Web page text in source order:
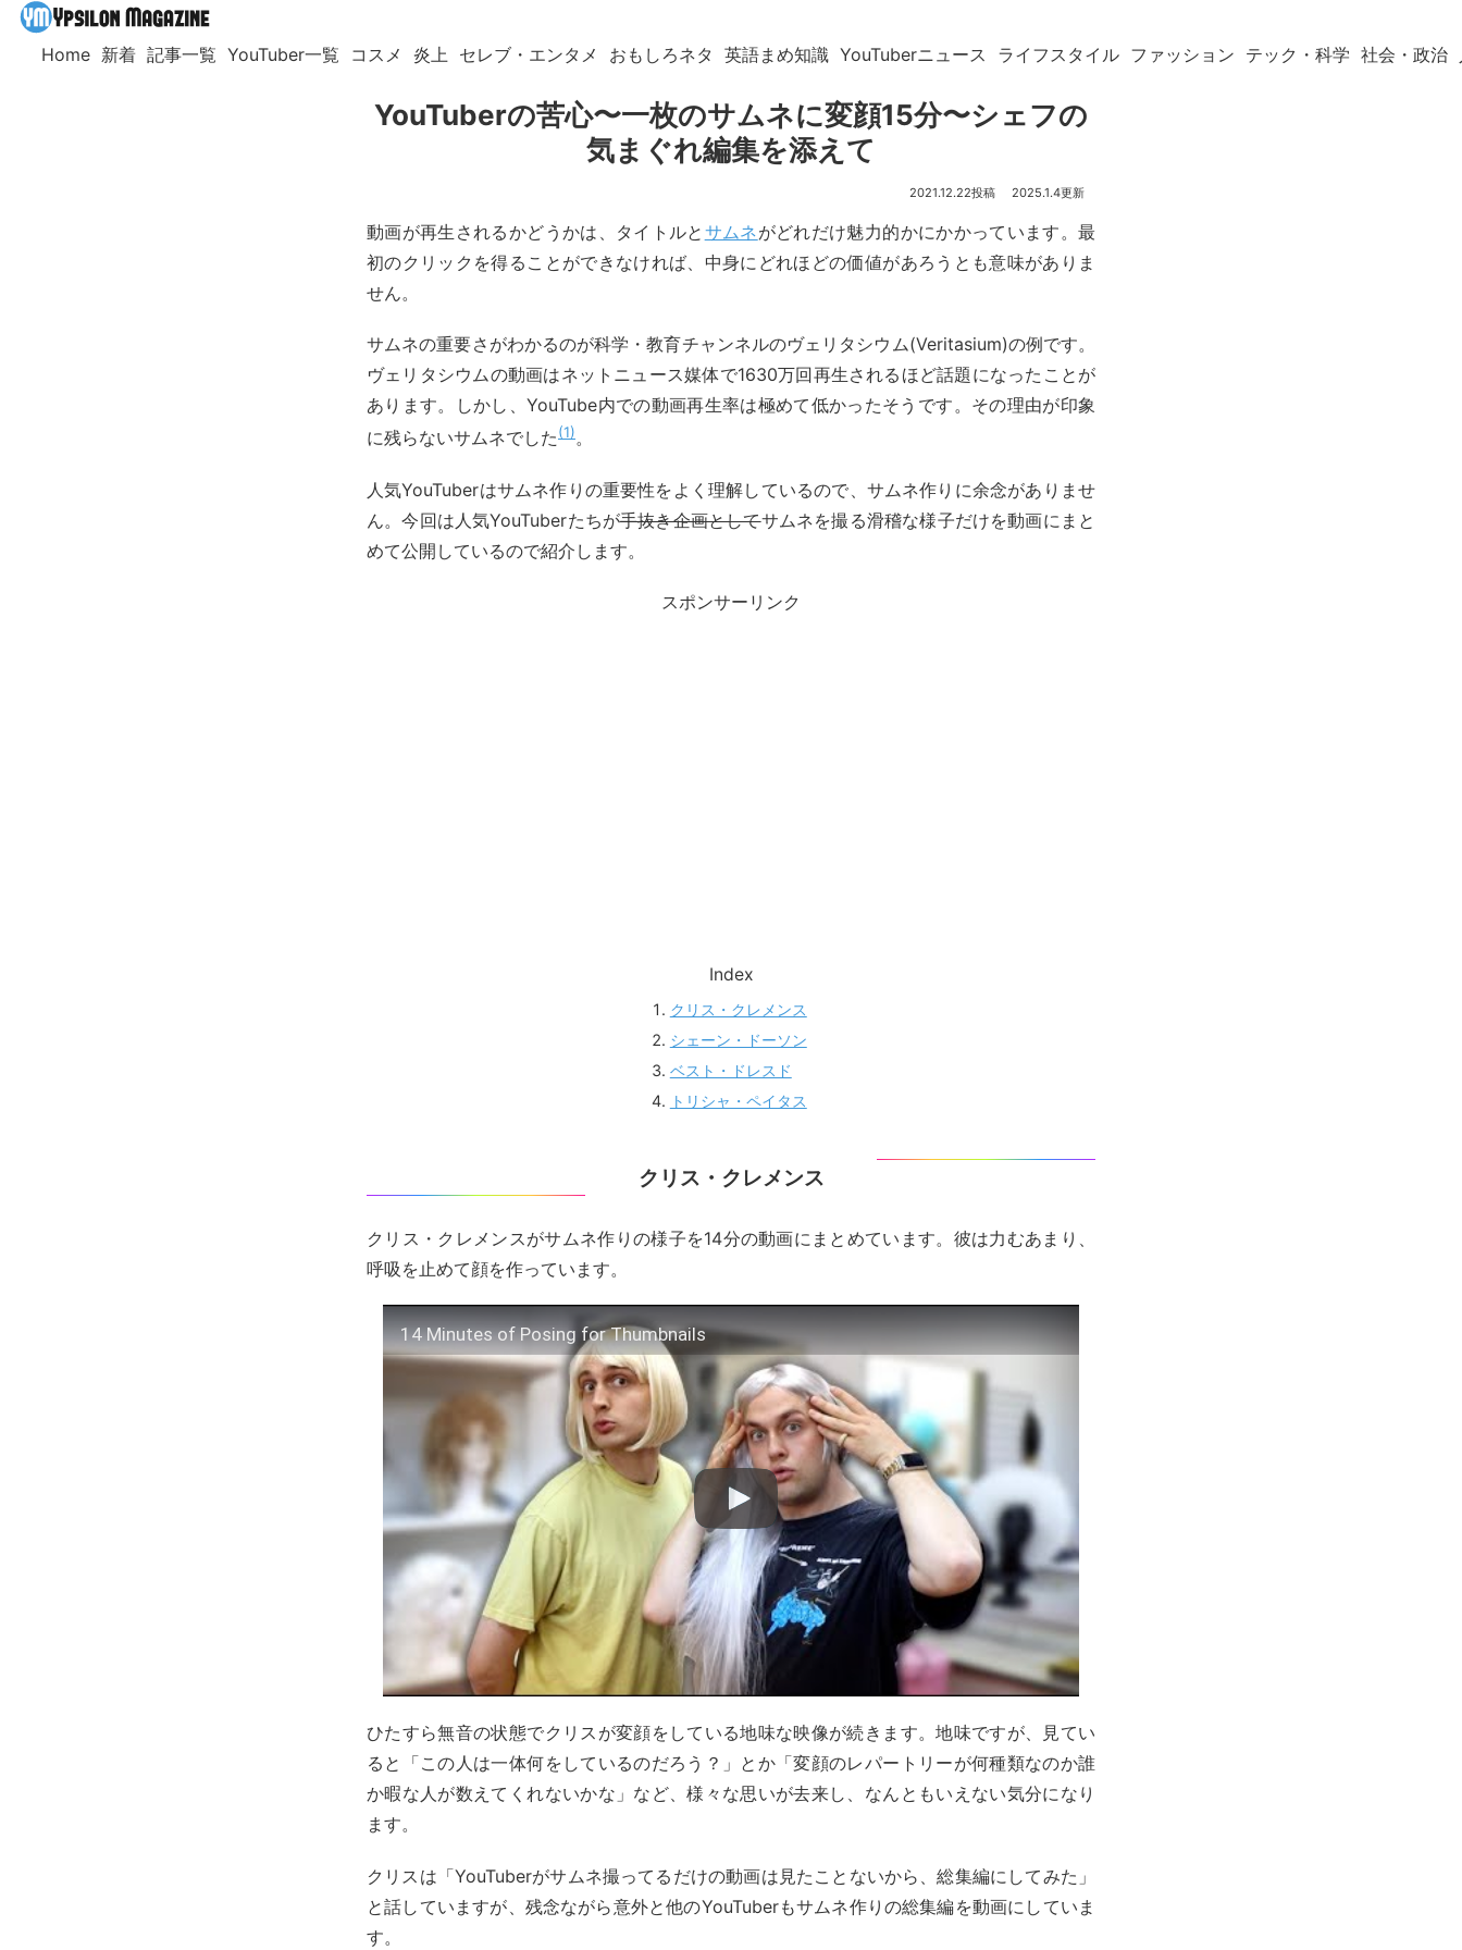
Home 新着 記事一覧 YouTuber一覧 コスメ 炎上 セレブ・エンタメ おもしろネタ 英語まめ知識 YouTuberニュース ライフスタイル ファッション テック・科学 社会・政治
YouTuberの苦心〜一枚のサムネに変顔15分〜シェフの
気まぐれ編集を添えて
2021.12.22 2025.1.4
動画が再生されるかどうかは、タイトルと サムネがどれだけ魅力的かにかかっています。最
初のクリックを得ることができなければ、中身にどれほどの価値があろうとも意味がありま
せん。
サムネの重要さがわかるのが科学・教育チャンネルのヴェリタシウム(Veritasium)の例です。
ヴェリタシウムの動画はネットニュース媒体で1630万回再生されるほど話題になったことが
あります。しかし、YouTube内での動画再生率は極めて低かったそうです。その理由が印象
に残らないサムネでした 1 。
人気YouTuberはサムネ作りの重要性をよく理解しているので、サムネ作りに余念がありませ
ん。今回は人気YouTuberたちが手抜き企画としてサムネを撮る滑稽な様子だけを動画にまと
めて公開しているので紹介します。
スポンサーリンク
Index
クリス・クレメンス
シェーン・ドーソン
ベスト・ドレスド
トリシャ・ペイタス
クリス・クレメンス
クリス・クレメンスがサムネ作りの様子を14分の動画にまとめています。彼は力むあまり、
呼吸を止めて顔を作っています。
14 Minutes of Posing for Thumbnails
ひたすら無音の状態でクリスが変顔をしている地味な映像が続きます。地味ですが、見てい
ると「この人は一体何をしているのだろう？」とか「変顔のレパートリーが何種類なのか誰
か暇な人が数えてくれないかな」など、様々な思いが去来し、なんともいえない気分になり
ます。
クリスは「YouTuberがサムネ撮ってるだけの動画は見たことないから、総集編にしてみた」
と話していますが、残念ながら意外と他のYouTuberもサムネ作りの総集編を動画にしていま
す。